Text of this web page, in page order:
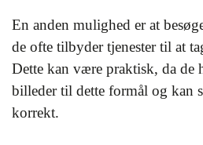
En anden mulighed er at
de ofte tilbyder tjenester til at
Dette kan være praktisk, da de
billeder til dette formål og kan
korrekt.